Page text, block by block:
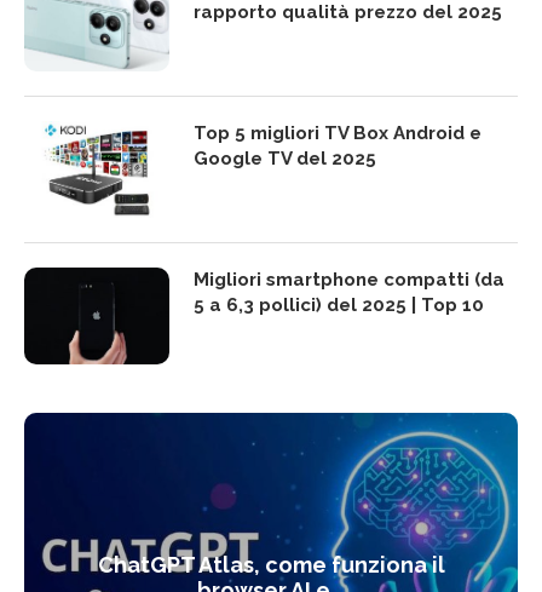
rapporto qualità prezzo del 2025
Top 5 migliori TV Box Android e
Google TV del 2025
Migliori smartphone compatti (da
5 a 6,3 pollici) del 2025 | Top 10
ChatGPT Atlas, come funziona il